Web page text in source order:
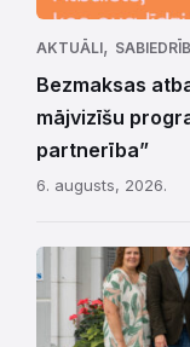
AKTUĀLI,
Bezmaksas
mājvizīšu
partnerība”
6. augusts, 2026.